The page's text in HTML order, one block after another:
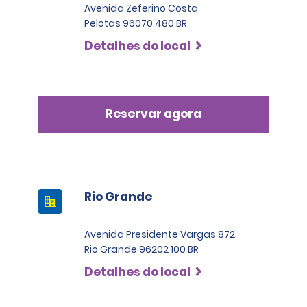
Avenida Zeferino Costa
Pelotas 96070 480 BR
Detalhes do local
Reservar agora
Rio Grande
Avenida Presidente Vargas 872
Rio Grande 96202 100 BR
Detalhes do local